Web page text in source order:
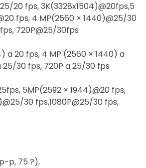
20 fps, 3K(3328x1504)@20fps,5
fps, 4 MP(2560 × 1440)@25/30
720P@25/30fps
a 20 fps, 4 MP (2560 × 1440) a
25/30 fps, 720P a 25/30 fps
5MP(2592 × 1944)@20 fps,
30 fps,1080P@25/30 fps,
p, 75 ?),